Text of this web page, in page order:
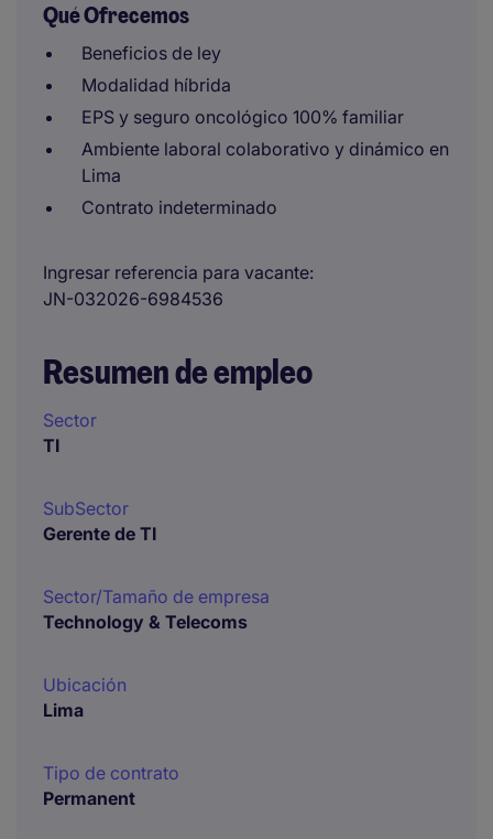
Qué Ofrecemos
Beneficios de ley
Modalidad híbrida
EPS y seguro oncológico 100% familiar
Ambiente laboral colaborativo y dinámico en
Lima
Contrato indeterminado
Ingresar referencia para vacante
JN-032026-6984536
Resumen de empleo
Sector
TI
SubSector
Gerente de TI
Sector/Tamaño de empresa
Technology & Telecoms
Ubicación
Lima
Tipo de contrato
Permanent